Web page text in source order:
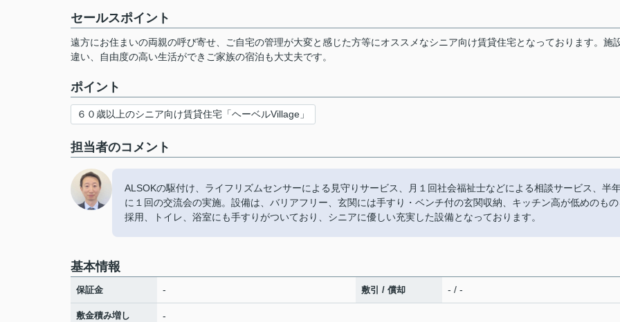
セールスポイント
遠方にお住まいの両親の呼び寄せ、ご自宅の管理が大変と感じた方等にオススメなシニア向け賃貸住宅となっております。施
違い、自由度の高い生活ができご家族の宿泊も大丈夫です。
ポイント
６０歳以上のシニア向け賃貸住宅「ヘーベルVillage」
担当者のコメント
ALSOKの駆付け、ライフリズムセンサーによる見守りサービス、月１回社会福祉士などによる相談サービス、半
に１回の交流会の実施。設備は、バリアフリー、玄関には手すり・ベンチ付の玄関収納、キッチン高が低めのも
採用、トイレ、浴室にも手すりがついており、シニアに優しい充実した設備となっております。
基本情報
保証金 - 敷引 / 償却 - / -
敷金積み増し -